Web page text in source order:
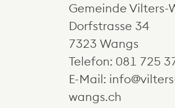
Gemeinde Vilters-
Dorfstrasse 34
7323 Wangs
Telefon: 081 725
E-Mail:
wangs.ch